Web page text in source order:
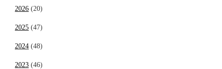
2026 (20)
2025 (47)
2024 (48)
2023 (46)